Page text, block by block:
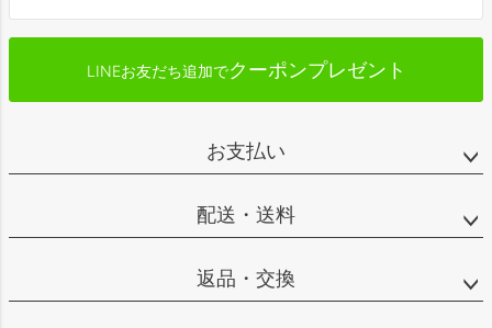
LINEお友だち追加でクーポンプレゼント
お支払い
配送・送料
返品・交換